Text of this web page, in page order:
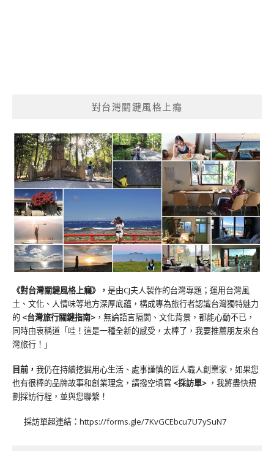
對台灣關鍵風格上癮
《對台灣關鍵風格上癮》 ， 是由CJ夫人製作的台灣專題；運用台灣風
土、文化、人情味等地方深厚底蘊，構成專為旅行者認識台灣獨特魅力
的 <台灣旅行關鍵指南> ，無論語言隔閡、文化背景，都能心動不已，
同時由衷稱道「哇！這是一種全新的感受，太棒了，我要推薦朋友來台
灣旅行！」
目前， 我仍在持續挖掘用心生活、處事謹慎的匠人職人創業家，如果您
也有很棒的品牌故事和創業理念，請撥空填寫 <採訪單> ，我將盡快規
劃採訪行程，並與您聯繫！
採訪單超連結： https://forms.gle/7KvGCEbcu7U7ySuN7